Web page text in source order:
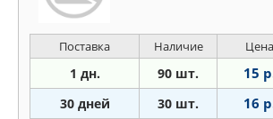
Поставка Наличие Цена
1 дн. 90 шт. 15
30 дней 30 шт. 16